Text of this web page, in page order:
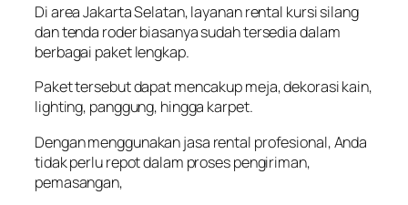
Di area Jakarta Selatan, layanan rental kursi silang
dan tenda roder biasanya sudah tersedia dalam
berbagai paket lengkap.
Paket tersebut dapat mencakup meja, dekorasi kain,
lighting, panggung, hingga karpet.
Dengan menggunakan jasa rental profesional, Anda
tidak perlu repot dalam proses pengiriman,
pemasangan,